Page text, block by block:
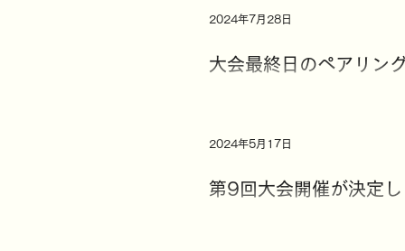
大会最終日のペアリン
2024年7月28日
第9回大会開催が決定し
2024年5月17日